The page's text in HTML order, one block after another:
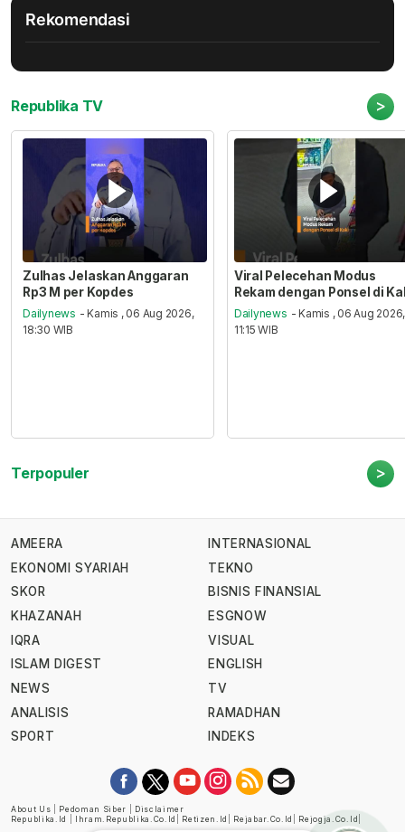
Rekomendasi
Republika TV >
Zulhas Jelaskan Anggaran
Rp3 M per Kopdes
Dailynews - Kamis , 06 Aug 2026,
18:30 WIB
Viral Pelecehan Modus
Rekam dengan Ponsel di
Dailynews - Kamis , 06 Aug 2026,
11:15 WIB
Terpopuler >
AMEERA
EKONOMI SYARIAH
SKOR
KHAZANAH
IQRA
ISLAM DIGEST
NEWS
ANALISIS
SPORT
INTERNASIONAL
TEKNO
BISNIS FINANSIAL
ESGNOW
VISUAL
ENGLISH
TV
RAMADHAN
INDEKS
About Us Pedoman Siber
Disclaimer
Republika.id
Ihram.republika.co.id Retizen.id Rejabar.co.id Rejogja.co.id